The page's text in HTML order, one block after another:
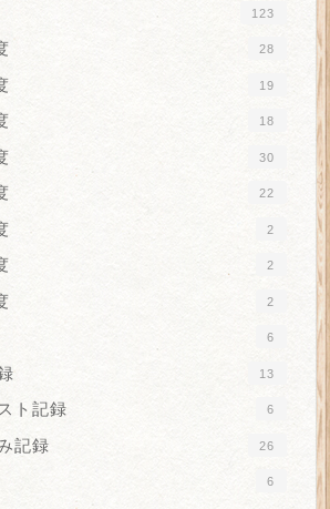
123
28
19
18
30
22
2
2
2
6
13
ト記録 6
記録 26
6